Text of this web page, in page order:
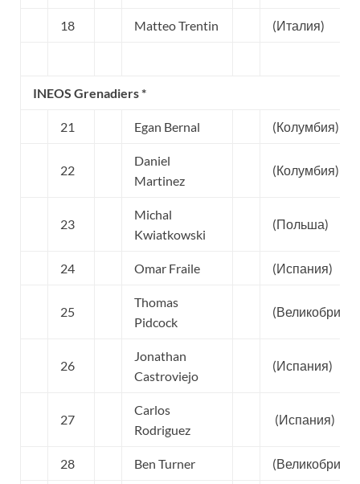
18 Matteo Trentin (Италия)
INEOS Grenadiers *
21 Egan Bernal (Колумбия)
22
Daniel
Martinez
(Колумбия)
23
Michal
Kwiatkowski
(Польша)
24 Omar Fraile (Испания)
25
Thomas
Pidcock
26
Jonathan
Castroviejo
(Испания)
27
Carlos
Rodriguez
(Испания)
28 Ben Turner